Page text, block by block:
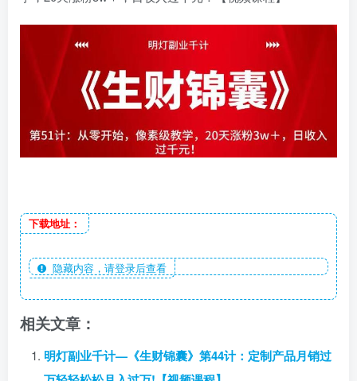
下载地址：
隐藏内容，请登录后查看
相关文章：
明灯副业千计—《生财锦囊》第44计：定制产品月销过